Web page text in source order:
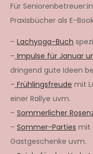
Für
Praxisbücher als E-
– Lachyoga-Buch
– Impulse für Januar
dringend gute Ideen
– Frühlingsfreude mit
einer Rallye uvm.
– Sommerlicher
– Sommer-Parties mit
Gastgeschenke uvm.